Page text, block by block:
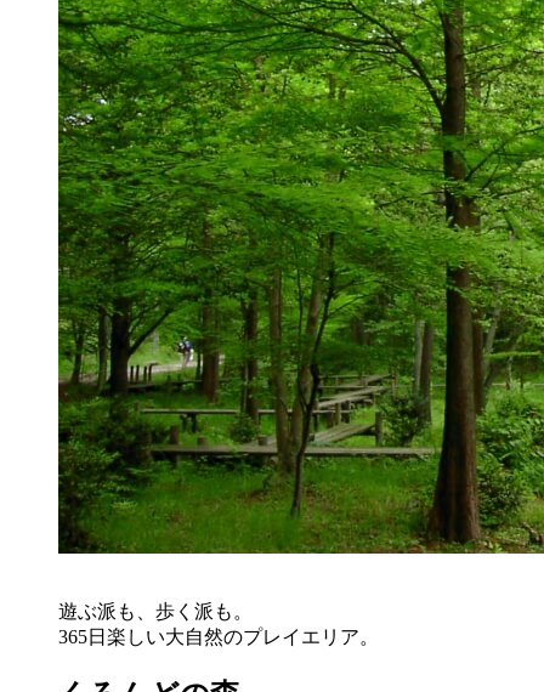
遊ぶ派も、歩く派も。
365日楽しい大自然のプレイエリア。